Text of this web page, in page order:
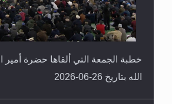
خطبة الجمعة التي ألقاها حضرة أمير
الله بتاريخ 26-06-2026